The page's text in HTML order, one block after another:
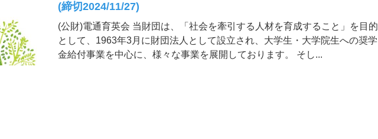
(締切2024/11/27)
(公財)電通育英会 当財団は、「社会を牽引する人材を育成すること」を目的
として、1963年3月に財団法人として設立され、大学生・大学院生への奨学
金給付事業を中心に、様々な事業を展開しております。 そし...